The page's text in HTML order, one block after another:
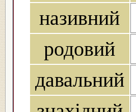
називний
родовий
давальний